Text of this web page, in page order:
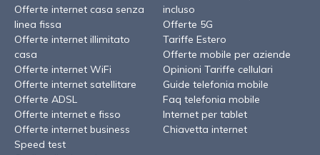
Offerte internet casa senza
linea fissa
Offerte internet illimitato
casa
Offerte internet WiFi
Offerte internet satellitare
Offerte ADSL
Offerte internet e fisso
Offerte internet business
Speed test
incluso
Offerte 5G
Tariffe Estero
Offerte mobile per aziende
Opinioni Tariffe cellulari
Guide telefonia mobile
Faq telefonia mobile
Internet per tablet
Chiavetta internet